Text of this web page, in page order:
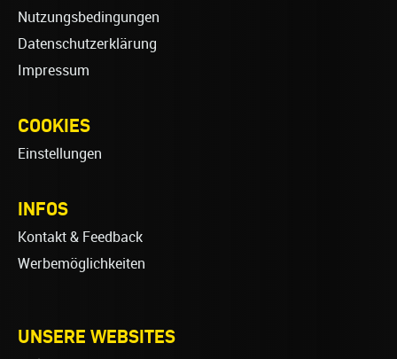
Nutzungsbedingungen
Datenschutzerklärung
Impressum
COOKIES
Einstellungen
INFOS
Kontakt & Feedback
Werbemöglichkeiten
UNSERE WEBSITES